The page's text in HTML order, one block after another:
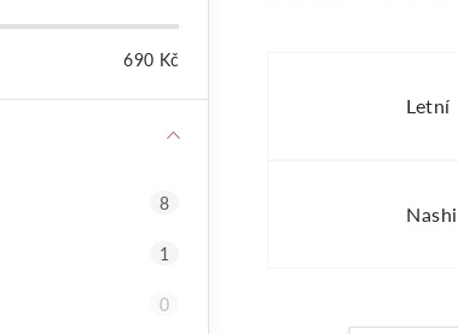
690 Kč
8
1
0
Letní
Nashi